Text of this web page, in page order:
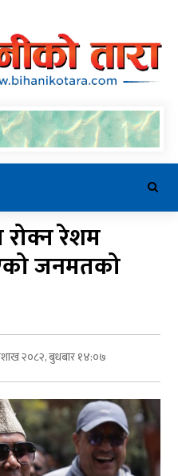
शिक्षा प्रवद्र्धन गर्न
युवाको सुरक्षित भविष्यका
परियोजनाको प्रगति
रोक्न तयार पार्ने आगामी
राजापुरमा छलफल
रेशम
जनमतको
२०८२, बुधबार १४:०७